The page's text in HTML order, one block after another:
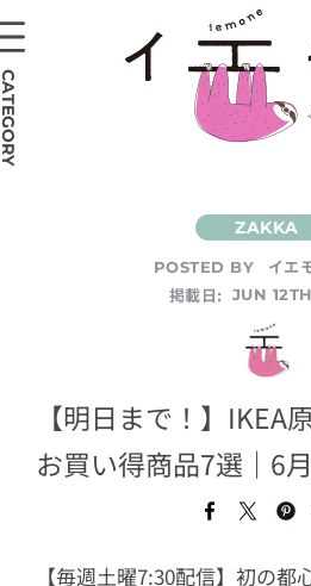
POSTED BY
イエ
掲載日:
JUN
【明日まで！】IKEA
お買い得商品7選｜6
【毎週土曜7:30配信】初の